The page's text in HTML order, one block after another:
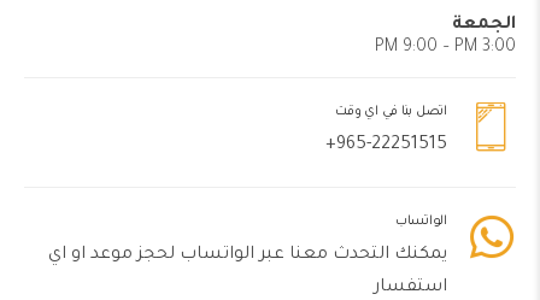
الجمعة
3:00 PM 9:00 – PM
اتصل بنا في اي وقت
965-22251515+
الواتساب
يمكنك التحدث معنا عبر الواتساب لحجز موعد او اي
استفسار